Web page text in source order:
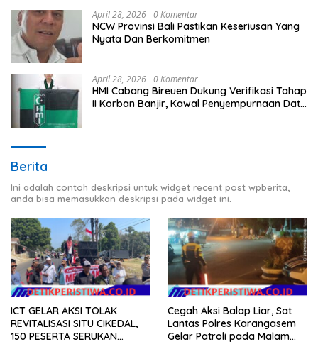
April 28, 2026 0 Komentar
NCW Provinsi Bali Pastikan Keseriusan Yang
Nyata Dan Berkomitmen
April 28, 2026 0 Komentar
HMI Cabang Bireuen Dukung Verifikasi Tahap
II Korban Banjir, Kawal Penyempurnaan Data
Berita
Ini adalah contoh deskripsi untuk widget recent post wpberita,
anda bisa memasukkan deskripsi pada widget ini.
ICT GELAR AKSI TOLAK
REVITALISASI SITU CIKEDAL,
150 PESERTA SERUKAN
Cegah Aksi Balap Liar, Sat
Lantas Polres Karangasem
Gelar Patroli pada Malam